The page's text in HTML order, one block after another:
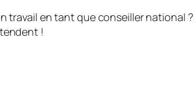
en tant que conseiller national
!